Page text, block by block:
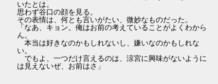
いたとは。
思わず谷口の顔を見る。
その表情は、何とも言いがたい、微妙なものだった。
「なあ、キョン。俺はお前の考えていることがよくわから
ん。
本当は好きなのかもしれないし、嫌いなのかもしれな
い。
でもよ、一つだけ言えるのは、涼宮に興味がないように
は見えないぜ、お前はさ」